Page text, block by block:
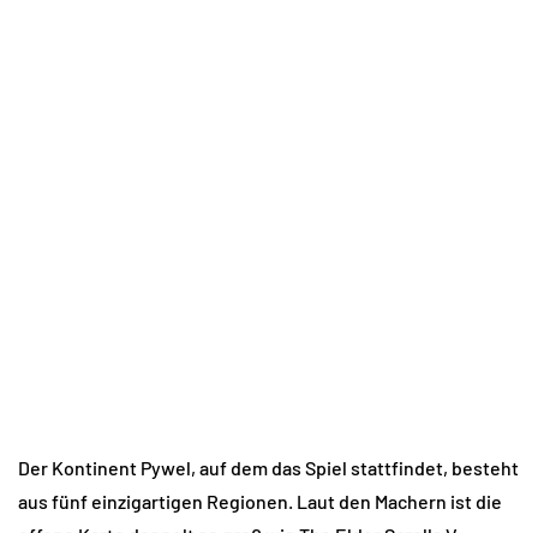
Der Kontinent Pywel, auf dem das Spiel stattfindet, besteht
aus fünf einzigartigen Regionen. Laut den Machern ist die